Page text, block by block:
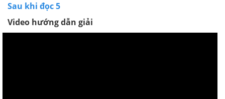
Sau khi đọc 5
Video hướng dẫn giải